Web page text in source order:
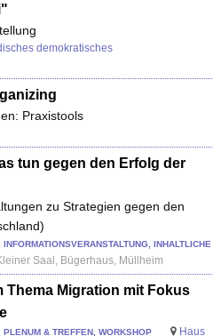
demokratisches
Praxistools
tun gegen den Erfolg der
zu Strategien gegen den
INHALTLICHE
Saal, Bügerhaus, Müllheim
Thema Migration mit Fokus
& TREFFEN, WORKSHOP
Haus